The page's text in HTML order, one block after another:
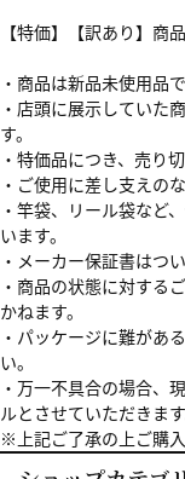
【特価】【訳あり】商
・商品は新品未使用品で
・店頭に展示していた
す。
・特価品につき、売り
・ご使用に差し支えの
・竿袋、リール袋など
います。
・メーカー保証書はつ
・商品の状態に対する
かねます。
・パッケージに難があ
い。
・万一不具合の場合、
ルとさせていただきます
※上記ご了承の上ご購